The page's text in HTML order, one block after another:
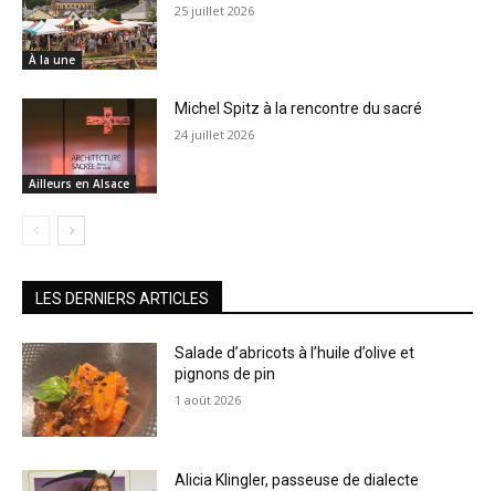
À la une
25 juillet 2026
Ailleurs en Alsace
Michel Spitz à la rencontre du sacré
24 juillet 2026
LES DERNIERS ARTICLES
Salade d’abricots à l’huile d’olive et
pignons de pin
1 août 2026
Alicia Klingler, passeuse de dialecte